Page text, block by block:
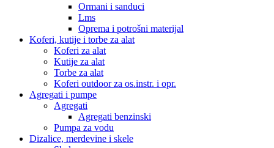
Ormani i sanduci
Lms
Oprema i potrošni materijal
Koferi, kutije i torbe za alat
Koferi za alat
Kutije za alat
Torbe za alat
Koferi outdoor za os.instr. i opr.
Agregati i pumpe
Agregati
Agregati benzinski
Pumpa za vodu
Dizalice, merdevine i skele